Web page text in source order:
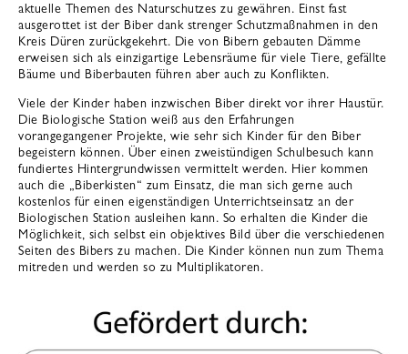
aktuelle Themen des Naturschutzes zu gewähren. Einst fast
ausgerottet ist der Biber dank strenger Schutzmaßnahmen in den
Kreis Düren zurückgekehrt. Die von Bibern gebauten Dämme
erweisen sich als einzigartige Lebensräume für viele Tiere, gefällte
Bäume und Biberbauten führen aber auch zu Konflikten.
Viele der Kinder haben inzwischen Biber direkt vor ihrer Haustür.
Die Biologische Station weiß aus den Erfahrungen
vorangegangener Projekte, wie sehr sich Kinder für den Biber
begeistern können. Über einen zweistündigen Schulbesuch kann
fundiertes Hintergrundwissen vermittelt werden. Hier kommen
auch die „Biberkisten“ zum Einsatz, die man sich gerne auch
kostenlos für einen eigenständigen Unterrichtseinsatz an der
Biologischen Station ausleihen kann. So erhalten die Kinder die
Möglichkeit, sich selbst ein objektives Bild über die verschiedenen
Seiten des Bibers zu machen. Die Kinder können nun zum Thema
mitreden und werden so zu Multiplikatoren.